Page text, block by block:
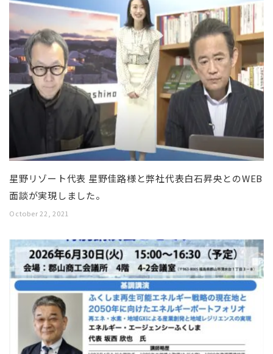
星野リゾート代表 星野佳路様と弊社代表白石昇央とのWEB
面談が実現しました。
October 22, 2021